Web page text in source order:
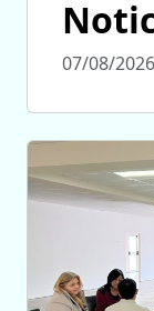
07/08/